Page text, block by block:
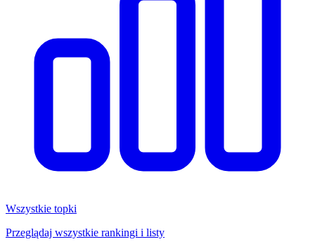
Wszystkie topki
Przeglądaj wszystkie rankingi i listy